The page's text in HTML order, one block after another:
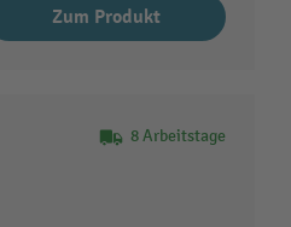
Zum Produkt
8 Arbeitstage